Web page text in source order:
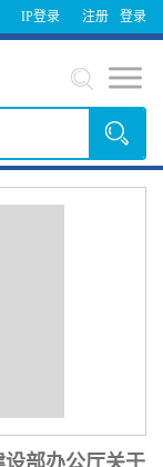
IP登录 登录
注册
设部办公厅关于